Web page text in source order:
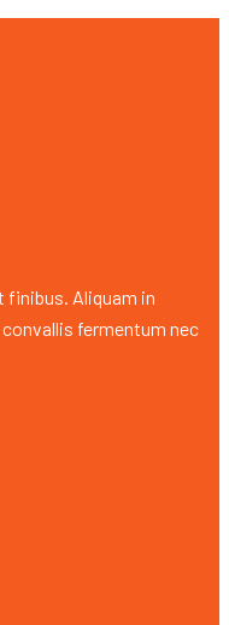
finibus. Aliquam in
convallis fermentum nec